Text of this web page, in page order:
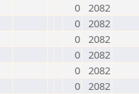
0 2082
0 2082
0 2082
0 2082
0 2082
0 2082